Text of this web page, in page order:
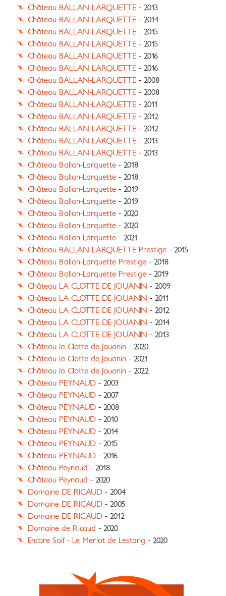
Château BALLAN LARQUETTE - 2013
Château BALLAN LARQUETTE - 2014
Château BALLAN LARQUETTE - 2015
Château BALLAN LARQUETTE - 2015
Château BALLAN LARQUETTE - 2016
Château BALLAN LARQUETTE - 2016
Château BALLAN-LARQUETTE - 2008
Château BALLAN-LARQUETTE - 2008
Château BALLAN-LARQUETTE - 2011
Château BALLAN-LARQUETTE - 2012
Château BALLAN-LARQUETTE - 2012
Château BALLAN-LARQUETTE - 2013
Château BALLAN-LARQUETTE - 2013
Château Ballan-Larquette - 2018
Château Ballan-Larquette - 2018
Château Ballan-Larquette - 2019
Château Ballan-Larquette - 2019
Château Ballan-Larquette - 2020
Château Ballan-Larquette - 2020
Château Ballan-Larquette - 2021
Château BALLAN-LARQUETTE Prestige - 2015
Château Ballan-Larquette Prestige - 2018
Château Ballan-Larquette Prestige - 2019
Château LA CLOTTE DE JOUANIN - 2009
Château LA CLOTTE DE JOUANIN - 2011
Château LA CLOTTE DE JOUANIN - 2012
Château LA CLOTTE DE JOUANIN - 2014
Château LA CLOTTE DE JOUANIN - 2013
Château la Clotte de Jouanin - 2020
Château la Clotte de Jouanin - 2021
Château la Clotte de Jouanin - 2022
Château PEYNAUD - 2003
Château PEYNAUD - 2007
Château PEYNAUD - 2008
Château PEYNAUD - 2010
Château PEYNAUD - 2014
Château PEYNAUD - 2015
Château PEYNAUD - 2016
Château Peynaud - 2018
Château Peynaud - 2020
Domaine DE RICAUD - 2004
Domaine DE RICAUD - 2005
Domaine DE RICAUD - 2012
Domaine de Ricaud - 2020
Encore Soif - Le Merlot de Lestang - 2020